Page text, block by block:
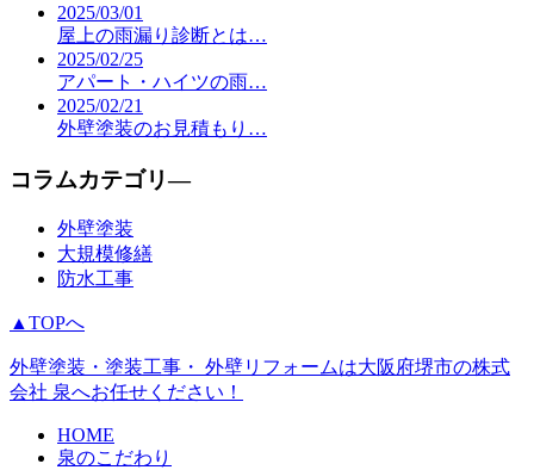
2025/03/01
屋上の雨漏り診断とは…
2025/02/25
アパート・ハイツの雨…
2025/02/21
外壁塗装のお見積もり…
コラムカテゴリ―
外壁塗装
大規模修繕
防水工事
▲TOPへ
外壁塗装・塗装工事・ 外壁リフォームは大阪府堺市の株式
会社 泉へお任せください！
HOME
泉のこだわり